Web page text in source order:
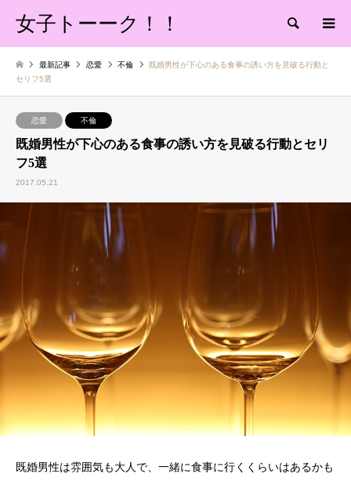
女子トーーク！！ 検索
最新記事 恋愛 不倫
既婚男性が下心のある食事の誘い方を見破る行動と
セリフ5選
恋愛 不倫
既婚男性が下心のある食事の誘い方を見破る行動とセリ
フ5選
2017.05.21
既婚男性は雰囲気も大人で、一緒に食事に行くくらいはあるかも